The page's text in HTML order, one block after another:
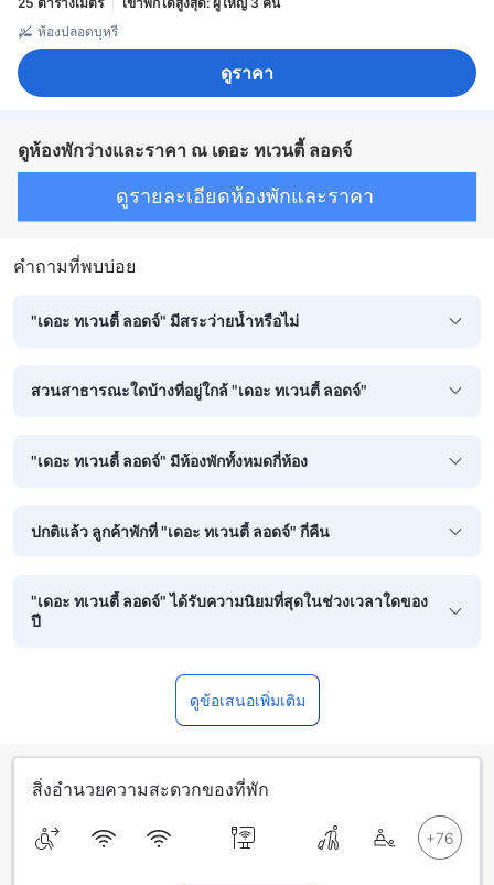
ห้องปลอดบุหรี่
ดูราคา
ดูห้องพักว่างและราคา ณ เดอะ ทเวนตี้ ลอดจ์
ดูรายละเอียดห้องพักและราคา
คำถามที่พบบ่อย
"เดอะ ทเวนตี้ ลอดจ์" มีสระว่ายน้ำหรือไม่
สวนสาธารณะใดบ้างที่อยู่ใกล้ "เดอะ ทเวนตี้ ลอดจ์"
"เดอะ ทเวนตี้ ลอดจ์" มีห้องพักทั้งหมดกี่ห้อง
ปกติแล้ว ลูกค้าพักที่ "เดอะ ทเวนตี้ ลอดจ์" กี่คืน
"เดอะ ทเวนตี้ ลอดจ์" ได้รับความนิยมที่สุดในช่วงเวลาใดของ
ปี
ดูข้อเสนอเพิ่มเติม
สิ่งอำนวยความสะดวกของที่พัก